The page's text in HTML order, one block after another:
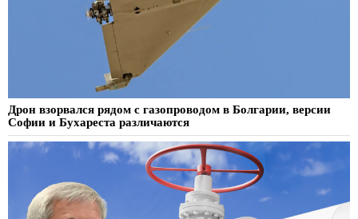
Дрон взорвался рядом с газопроводом в Болгарии, версии
Софии и Бухареста различаются